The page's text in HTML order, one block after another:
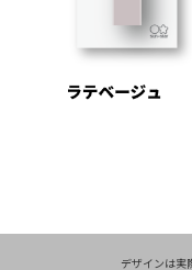
デザインは実